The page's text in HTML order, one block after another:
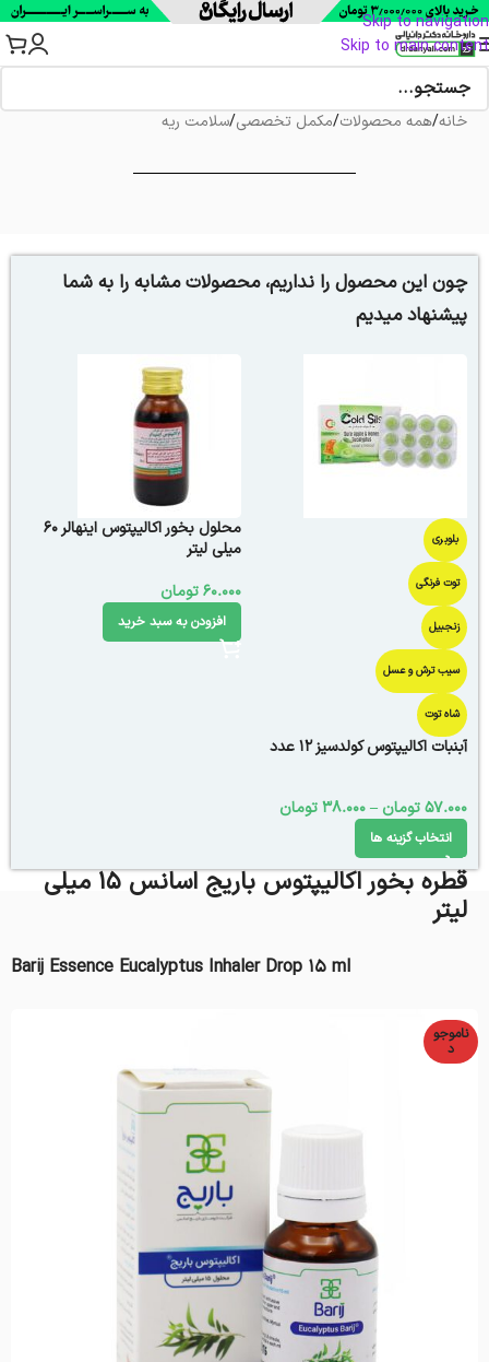
Skip to navigation
Skip to main content
خانه/همه محصولات/مکمل تخصصی/سلامت ریه
چون این محصول را نداریم، محصولات مشابه را به شما
پیشنهاد میدیم
بلوبری
توت فرنگی
زنجبیل
سیب ترش و عسل
شاه توت
آبنبات اکالیپتوس کولدسیز 12 عدد
57.000تومان –
38.000تومان
انتخاب گزینه ها
محلول بخور اکالیپتوس اینهالر 60
میلی لیتر
60.000تومان
افزودن به سبد خرید
قطره بخور اکالیپتوس باریج اسانس ۱۵ میلی
لیتر
Barij Essence Eucalyptus Inhaler Drop ۱۵ ml
ناموجو
د